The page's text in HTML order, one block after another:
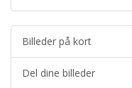
Billeder på kort
Del dine billeder